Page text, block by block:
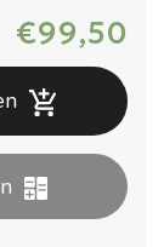
€99,50